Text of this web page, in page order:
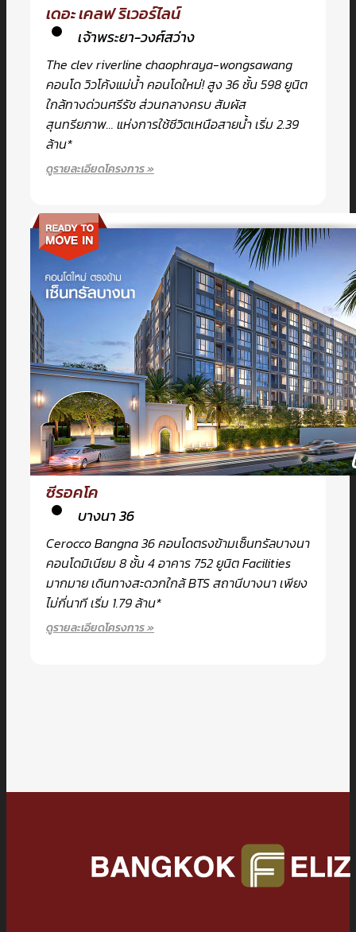
เดอะ เคลฟ ริเวอร์ไลน์
เจ้าพระยา-วงศ์สว่าง
The clev riverline chaophraya-wongsawang
คอนโด วิวโค้งแม่น้ำ คอนโดใหม่! สูง 36 ชั้น 598 ยูนิต
ใกล้ทางด่วนศรีรัช ส่วนกลางครบ สัมผัส
สุนทรียภาพ… แห่งการใช้ชีวิตเหนือสายน้ำ เริ่ม 2.39
ล้าน*
ดูรายละเอียดโครงการ »
ซีรอคโค
บางนา 36
Cerocco Bangna 36 คอนโดตรงข้ามเซ็นทรัลบางนา
คอนโดมิเนียม 8 ชั้น 4 อาคาร 752 ยูนิต Facilities
มากมาย เดินทางสะดวกใกล้ BTS สถานีบางนา เพียง
ไม่กี่นาที เริ่ม 1.79 ล้าน*
ดูรายละเอียดโครงการ »